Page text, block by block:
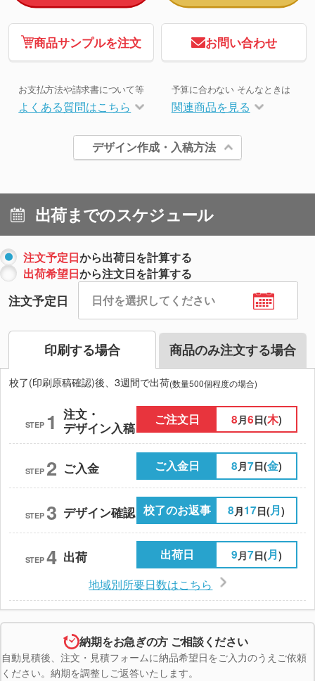
商品サンプルを注文 お問い合わせ
お支払方法や請求書について等
よくある質問はこちら
予算に合わない そんなときは
関連商品を見る
デザイン作成・入稿方法
出荷までのスケジュール
注文予定日から出荷日を計算する
出荷希望日から注文日を計算する
注文予定日
印刷する場合 商品のみ注文する場合
校了(印刷原稿確認)後、3週間で出荷(数量500個程度の場合)
STEP 1 注文・
デザイン入稿
ご注文日 8月6日(木)
STEP 2 ご入金 ご入金日 8月7日(金)
STEP 3 デザイン確認 校了のお返事 8 月17日(月)
STEP 4 出荷 出荷日 9 月7日(月)
地域別所要日数はこちら
納期をお急ぎの方 ご相談ください
自動見積後、注文・見積フォームに納品希望日をご入力のうえご依頼
ください。納期を調整しご返答いたします。